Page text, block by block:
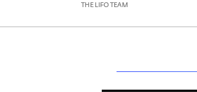
THE LIFO TEAM